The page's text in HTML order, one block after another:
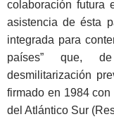
colaboración futura
asistencia de ésta
integrada para
países” que,
desmilitarización
firmado en 1984
del Atlántico Sur